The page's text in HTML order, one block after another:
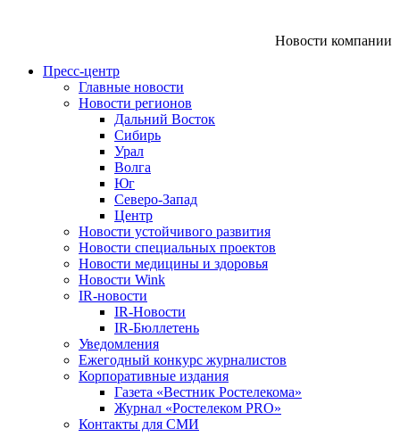
Новости компании
Пресс-центр
Главные новости
Новости регионов
Дальний Восток
Сибирь
Урал
Волга
Юг
Северо-Запад
Центр
Новости устойчивого развития
Новости специальных проектов
Новости медицины и здоровья
Новости Wink
IR-новости
IR-Новости
IR-Бюллетень
Уведомления
Ежегодный конкурс журналистов
Корпоративные издания
Газета «Вестник Ростелекома»
Журнал «Ростелеком PRO»
Контакты для СМИ